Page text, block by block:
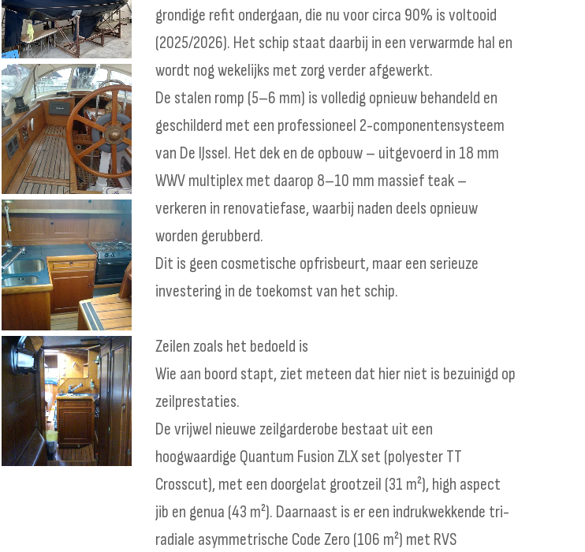
grondige refit ondergaan, die nu voor circa 90% is voltooid
(2025/2026). Het schip staat daarbij in een verwarmde hal en
wordt nog wekelijks met zorg verder afgewerkt.
De stalen romp (5–6 mm) is volledig opnieuw behandeld en
geschilderd met een professioneel 2-componentensysteem
van De IJssel. Het dek en de opbouw – uitgevoerd in 18 mm
WWV multiplex met daarop 8–10 mm massief teak –
verkeren in renovatiefase, waarbij naden deels opnieuw
worden gerubberd.
Dit is geen cosmetische opfrisbeurt, maar een serieuze
investering in de toekomst van het schip.
Zeilen zoals het bedoeld is
Wie aan boord stapt, ziet meteen dat hier niet is bezuinigd op
zeilprestaties.
De vrijwel nieuwe zeilgarderobe bestaat uit een
hoogwaardige Quantum Fusion ZLX set (polyester TT
Crosscut), met een doorgelat grootzeil (31 m²), high aspect
jib en genua (43 m²). Daarnaast is er een indrukwekkende tri-
radiale asymmetrische Code Zero (106 m²) met RVS